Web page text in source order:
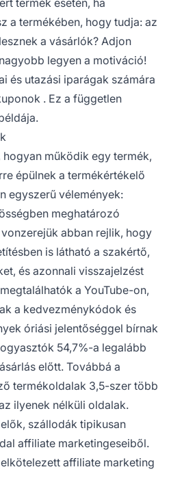
a termékében, hogy tudja: az
a vásárlók? Adjon
legyen a motiváció!
és utazási iparágak számára
. Ez a független
hogyan működik egy termék,
épülnek a termékértékelő
egyszerű vélemények:
meghatározó
abban rejlik, hogy
is látható a szakértő,
és azonnali visszajelzést
a YouTube-on,
a kedvezménykódok és
óriási jelentőséggel bírnak
54,7%-a legalább
előtt. Továbbá a
termékoldalak 3,5-szer több
ilyenek nélküli oldalak.
szállodák tipikusan
affiliate marketingeseiből.
elkötelezett affiliate marketing